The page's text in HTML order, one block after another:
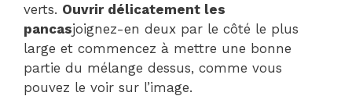
verts. Ouvrir délicatement les
pancasjoignez-en deux par le côté le plus
large et commencez à mettre une bonne
partie du mélange dessus, comme vous
pouvez le voir sur l’image.